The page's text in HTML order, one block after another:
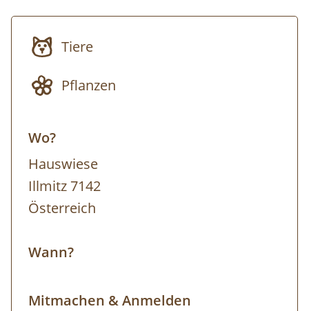
allen Sinnen zu genießen. Treffpunkt der
Tour ist beim Nationalparkzentrum. Von hier
aus fährt man mit dem Fahrrad in das
Fahrrad ist zwingend erforderlich, kann aber
bei regionalen Fahrradverleihen gegen eine
geringe Gebühr ausgeliehen werden.
Ausrüstung: Eigenes Fahrrad, festes
Kleidung (Sonnen-, Regen- und/oder
spätestens 16 Uhr des Vortages. Die Tour
Tiere
Pflanzen
Wo?
Hauswiese
Illmitz 7142
Österreich
Wann?
Mitmachen & Anmelden